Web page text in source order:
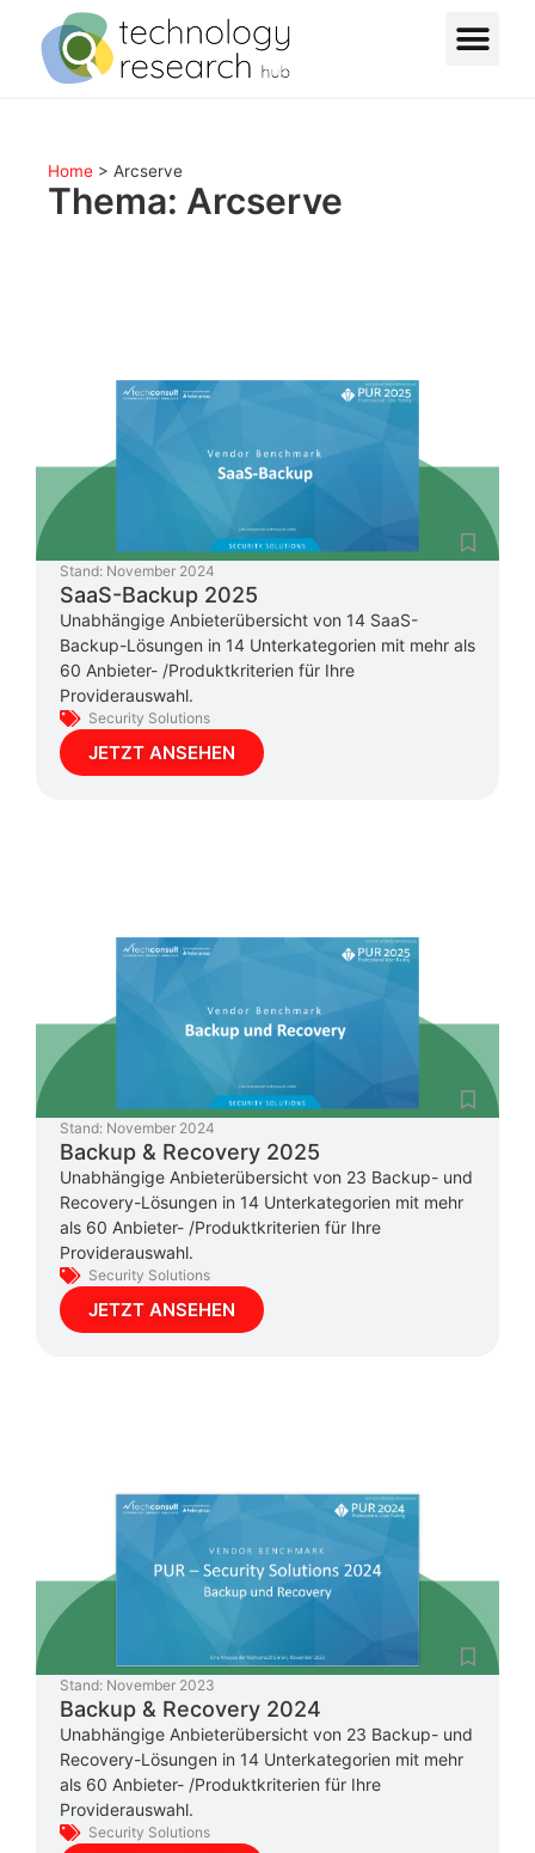
Home > Arcserve
Thema: Arcserve
Stand: November 2024
SaaS-Backup 2025
Unabhängige Anbieterübersicht von 14 SaaS-
Backup-Lösungen in 14 Unterkategorien mit mehr als
60 Anbieter- /Produktkriterien für Ihre
Providerauswahl.
Security Solutions
JETZT ANSEHEN
Stand: November 2024
Backup & Recovery 2025
Unabhängige Anbieterübersicht von 23 Backup- und
Recovery-Lösungen in 14 Unterkategorien mit mehr
als 60 Anbieter- /Produktkriterien für Ihre
Providerauswahl.
Security Solutions
JETZT ANSEHEN
Stand: November 2023
Backup & Recovery 2024
Unabhängige Anbieterübersicht von 23 Backup- und
Recovery-Lösungen in 14 Unterkategorien mit mehr
als 60 Anbieter- /Produktkriterien für Ihre
Providerauswahl.
Security Solutions